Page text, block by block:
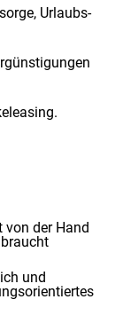
Urlaubs-
von der Hand
und